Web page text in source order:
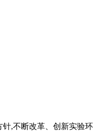
,不断改革、创新实验环